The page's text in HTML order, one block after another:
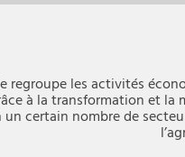
regroupe les activités
à la transformation et la
un certain nombre de